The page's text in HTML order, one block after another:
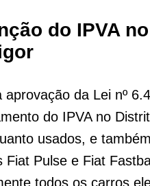
do IPVA
aprovação da Lei nº
do IPVA no
usados, e
Fiat Pulse e Fiat
todos os carros